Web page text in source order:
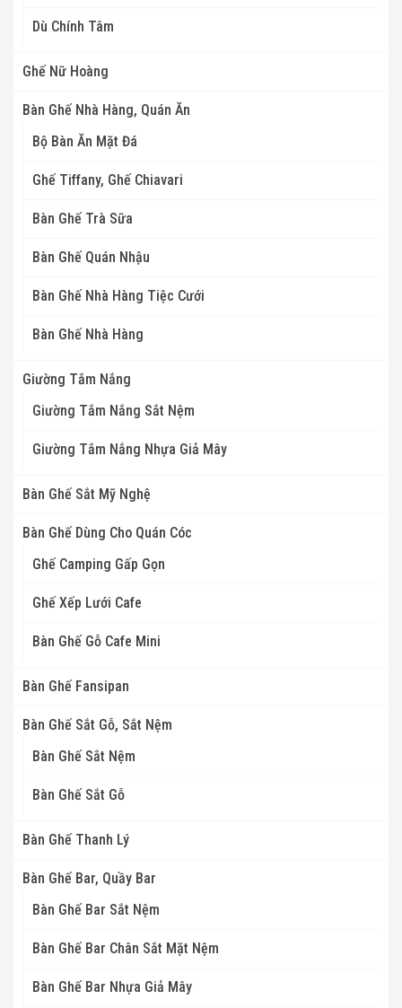
Dù Chính Tâm
Ghế Nữ Hoàng
Bàn Ghế Nhà Hàng, Quán Ăn
Bộ Bàn Ăn Mặt Đá
Ghế Tiffany, Ghế Chiavari
Bàn Ghế Trà Sữa
Bàn Ghế Quán Nhậu
Bàn Ghế Nhà Hàng Tiệc Cưới
Bàn Ghế Nhà Hàng
Giường Tắm Nắng
Giường Tắm Nắng Sắt Nệm
Giường Tắm Nắng Nhựa Giả Mây
Bàn Ghế Sắt Mỹ Nghệ
Bàn Ghế Dùng Cho Quán Cóc
Ghế Camping Gấp Gọn
Ghế Xếp Lưới Cafe
Bàn Ghế Gỗ Cafe Mini
Bàn Ghế Fansipan
Bàn Ghế Sắt Gỗ, Sắt Nệm
Bàn Ghế Sắt Nệm
Bàn Ghế Sắt Gỗ
Bàn Ghế Thanh Lý
Bàn Ghế Bar, Quầy Bar
Bàn Ghế Bar Sắt Nệm
Bàn Ghế Bar Chân Sắt Mặt Nệm
Bàn Ghế Bar Nhựa Giả Mây